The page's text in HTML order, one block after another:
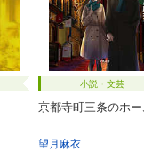
小説・文芸
京都寺町三条のホ
望月麻衣